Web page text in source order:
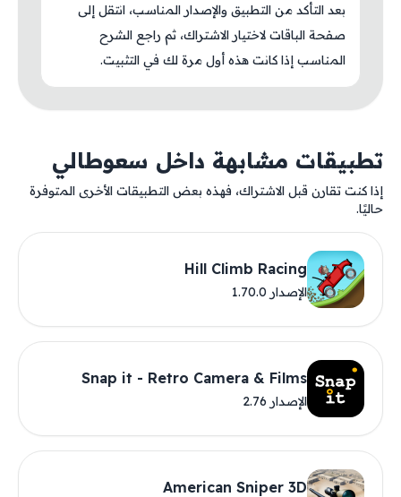
بعد التأكد من التطبيق والإصدار المناسب، انتقل إلى
صفحة الباقات لاختيار الاشتراك، ثم راجع الشرح
المناسب إذا كانت هذه أول مرة لك في التثبيت.
تطبيقات مشابهة داخل سعوطالي
إذا كنت تقارن قبل الاشتراك، فهذه بعض التطبيقات الأخرى المتوفرة
حاليًا.
Hill Climb Racing
الإصدار 1.70.0
Snap it - Retro Camera & Films
الإصدار 2.76
American Sniper 3D